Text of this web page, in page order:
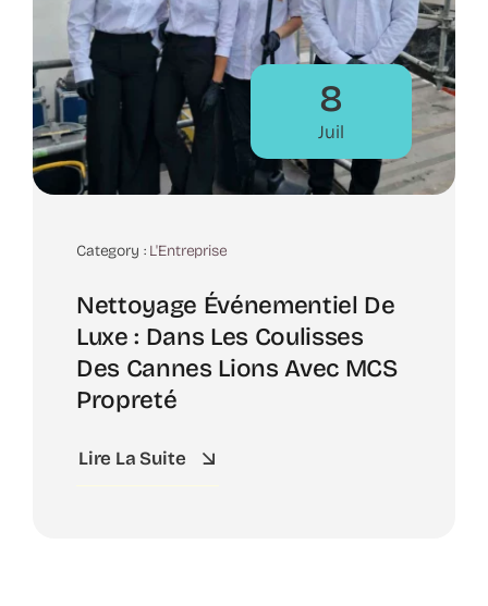
8
Juil
Category : L'Entreprise
Nettoyage Événementiel De
Luxe : Dans Les Coulisses
Des Cannes Lions Avec MCS
Propreté
Lire La Suite